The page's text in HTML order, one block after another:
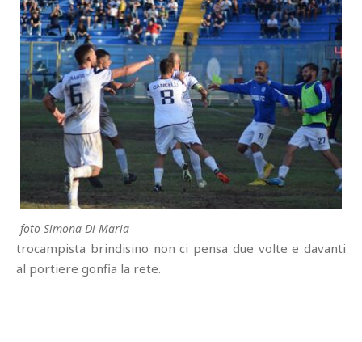
foto Simona Di Maria
trocampista brindisino non ci pensa due volte e davanti
al portiere gonfia la rete.